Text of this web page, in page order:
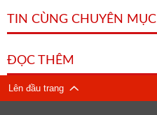
TIN CÙNG CHUYÊN MỤC
ĐỌC THÊM
Lên đầu trang